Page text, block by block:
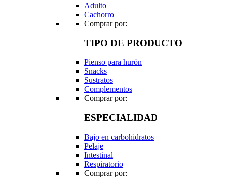
Adulto
Cachorro
Comprar por:
TIPO DE PRODUCTO
Pienso para hurón
Snacks
Sustratos
Complementos
Comprar por:
ESPECIALIDAD
Bajo en carbohidratos
Pelaje
Intestinal
Respiratorio
Comprar por: